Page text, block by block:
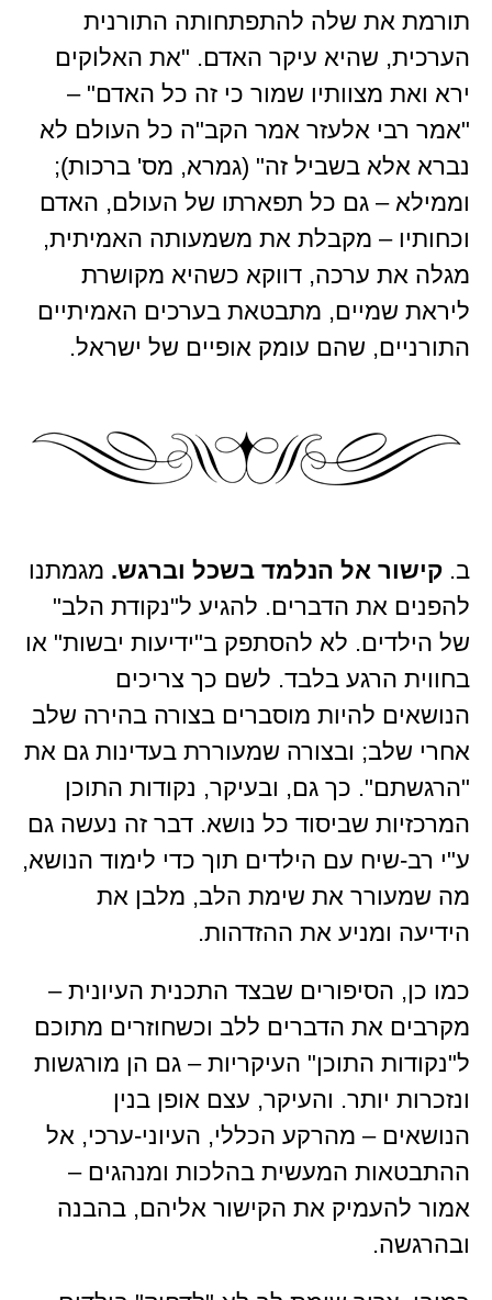
תורמת את שלה להתפתחותה התורנית
הערכית, שהיא עיקר האדם. "את האלוקים
ירא ואת מצוותיו שמור כי זה כל האדם" –
"אמר רבי אלעזר אמר הקב"ה כל העולם לא
נברא אלא בשביל זה" (גמרא, מס' ברכות);
וממילא – גם כל תפארתו של העולם, האדם
וכחותיו – מקבלת את משמעותה האמיתית,
מגלה את ערכה, דווקא כשהיא מקושרת
ליראת שמיים, מתבטאת בערכים האמיתיים
התורניים, שהם עומק אופיים של ישראל.
ב. קישור אל הנלמד בשכל וברגש. מגמתנו
להפנים את הדברים. להגיע ל"נקודת הלב"
של הילדים. לא להסתפק ב"ידיעות יבשות" או
בחווית הרגע בלבד. לשם כך צריכים
הנושאים להיות מוסברים בצורה בהירה שלב
אחרי שלב; ובצורה שמעוררת בעדינות גם את
"הרגשתם". כך גם, ובעיקר, נקודות התוכן
המרכזיות שביסוד כל נושא. דבר זה נעשה גם
ע"י רב-שיח עם הילדים תוך כדי לימוד הנושא,
מה שמעורר את שימת הלב, מלבן את
הידיעה ומניע את ההזדהות.
כמו כן, הסיפורים שבצד התכנית העיונית –
מקרבים את הדברים ללב וכשחוזרים מתוכם
ל"נקודות התוכן" העיקריות – גם הן מורגשות
ונזכרות יותר. והעיקר, עצם אופן בנין
הנושאים – מהרקע הכללי, העיוני-ערכי, אל
ההתבטאות המעשית בהלכות ומנהגים –
אמור להעמיק את הקישור אליהם, בהבנה
ובהרגשה.